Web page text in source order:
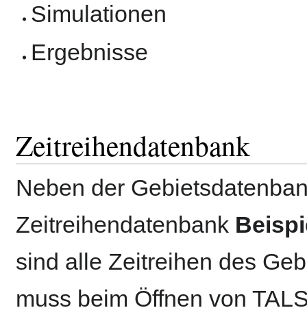
Simulationen
Ergebnisse
Zeitreihendatenbank
Neben der
Zeitreihendatenbank
sind alle Zeitreihen des
muss beim Öffnen von